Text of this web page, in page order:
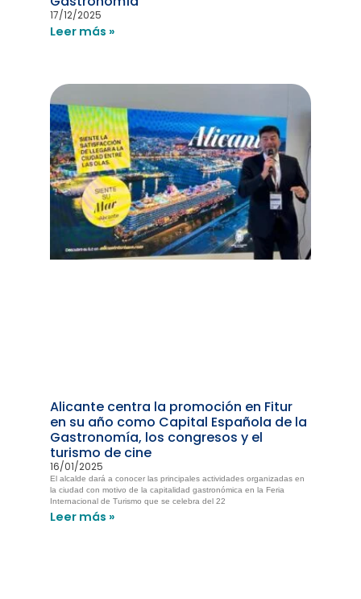
17/12/2025
Leer más »
Alicante centra la promoción en Fitur
en su año como Capital Española de la
Gastronomía, los congresos y el
turismo de cine
16/01/2025
El alcalde dará a conocer las principales actividades organizadas en
la ciudad con motivo de la capitalidad gastronómica en la Feria
Internacional de Turismo que se celebra del 22
Leer más »